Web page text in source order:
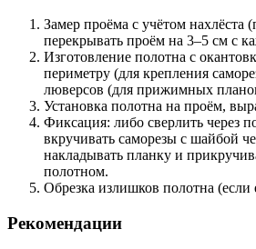
Замер проёма с учётом нахлёста
перекрывать проём на 3–5 см с
Изготовление полотна с
периметру (для крепления
люверсов (для прижимных
Установка полотна на проём,
Фиксация: либо сверлить через
вкручивать саморезы с шайбой
накладывать планку и
полотном.
Обрезка излишков полотна (если
Рекомендации